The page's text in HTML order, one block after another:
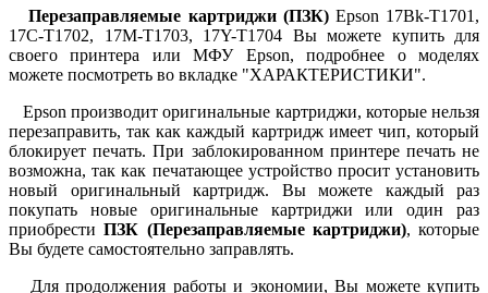
Перезаправляемые картриджи (ПЗК)Epson 17Bk-T1701,
17C-T1702, 17M-T1703, 17Y-T1704 Вы можете купить для
своего принтера или МФУ Epson, подробнее о моделях
можете посмотреть во вкладке "ХАРАКТЕРИСТИКИ".
Epson производит оригинальные картриджи, которые нельзя
перезаправить, так как каждый картридж имеет чип, который
блокирует печать. При заблокированном принтере печать не
возможна, так как печатающее устройство просит установить
новый оригинальный картридж. Вы можете каждый раз
покупать новые оригинальные картриджи или один раз
приобрести ПЗК (Перезаправляемые картриджи), которые
Вы будете самостоятельно заправлять.
Для продолжения работы и экономии, Вы можете купить